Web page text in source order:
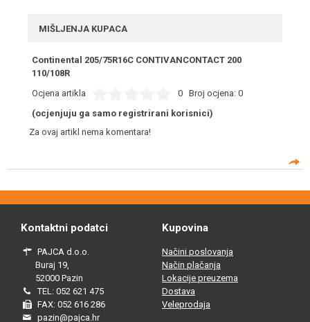
MIŠLJENJA KUPACA
Continental 205/75R16C CONTIVANCONTACT 200
110/108R
Ocjena artikla
0 Broj ocjena: 0
(ocjenjuju ga samo registrirani korisnici)
Za ovaj artikl nema komentara!
Kontaktni podatci
PAJCA d.o.o.
Buraj 19,
52000 Pazin
TEL: 052 621 475
FAX: 052 616 286
pazin@pajca.hr
Kupovina
Načini poslovanja
Način plačanja
Lokacije preuzema
Dostava
Veleprodaja